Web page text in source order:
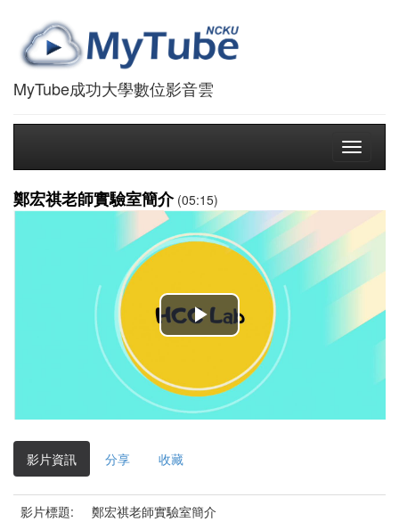
MyTube成功大學數位影音雲
Toggle
鄭宏祺老師實驗室簡介(05:15)
播
放
影
影片資訊 分享 收藏
影片標題:
鄭宏祺老師實驗室簡介